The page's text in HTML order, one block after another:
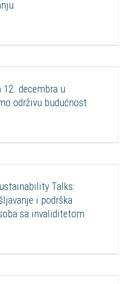
inovacija
12. decembra u
održivu budućnost
invaliditetom
osnaživanje osoba sa invaliditetom
FOP
Razvoj CSR
Talks:
i podrška
sa invaliditetom